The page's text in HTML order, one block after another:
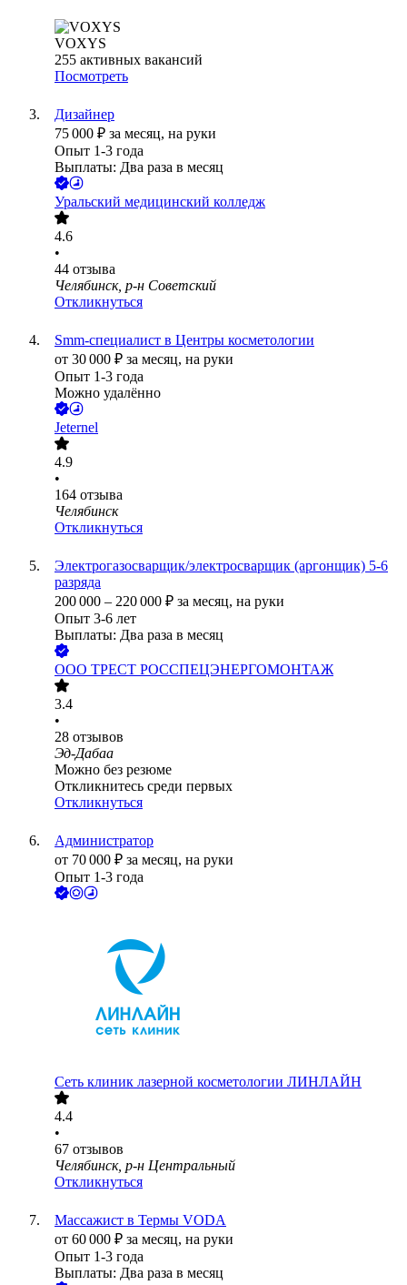
VOXYS
255 активных вакансий
Посмотреть
Дизайнер
75 000 ₽ за месяц, на руки
Опыт 1-3 года
Выплаты: Два раза в месяц
Уральский медицинский колледж
4.6
•
44 отзыва
Челябинск, р-н Советский
Откликнуться
Smm-специалист в Центры косметологии
от 30 000 ₽ за месяц, на руки
Опыт 1-3 года
Можно удалённо
Jeternel
4.9
•
164 отзыва
Челябинск
Откликнуться
Электрогазосварщик/электросварщик (аргонщик) 5-6
разряда
200 000 – 220 000 ₽ за месяц, на руки
Опыт 3-6 лет
Выплаты: Два раза в месяц
ООО ТРЕСТ РОССПЕЦЭНЕРГОМОНТАЖ
3.4
•
28 отзывов
Эд-Дабаа
Можно без резюме
Откликнитесь среди первых
Откликнуться
Администратор
от 70 000 ₽ за месяц, на руки
Опыт 1-3 года
Сеть клиник лазерной косметологии ЛИНЛАЙН
4.4
•
67 отзывов
Челябинск, р-н Центральный
Откликнуться
Массажист в Термы VODA
от 60 000 ₽ за месяц, на руки
Опыт 1-3 года
Выплаты: Два раза в месяц